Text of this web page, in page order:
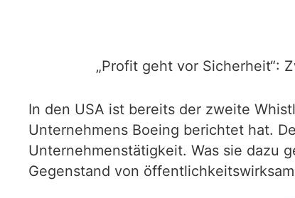
„Profit geht vor Sicherheit“:
In den USA ist bereits der zweite
Unternehmens Boeing berichtet hat.
Unternehmenstätigkeit. Was sie dazu
Gegenstand von